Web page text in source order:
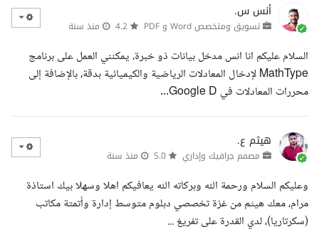
أنس س.
تسويق ومتخصص Word و PDF منذ سنة
السلام عليكم انا انس مدخل بيانات ذو خبرة، يمكنني العمل على برنامج
MathType لإدخال المعادلات الرياضية والكيميائية بدقة، بالإضافة إلى
محررات المعادلات في Google D...
هيثم ع.
مصمم جرافيك وإداري منذ سنة
وعليكم السلام ورحمة الله وبركاته الله يعافيكم اهلا وسهلا بيك استاذة
مرام، معك هيثم من غزة تخصصي دبلوم متوسط إدارة وأتمتة مكاتب
(سكرتاريا)، لدي القدرة على تفريغ ...